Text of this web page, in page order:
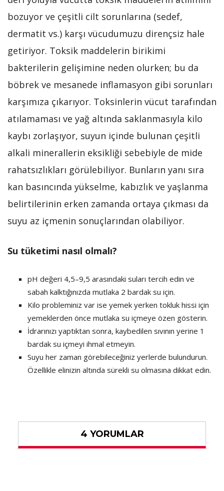
bozuyor ve çeşitli cilt sorunlarına (sedef,
dermatit vs.) karşı vücudumuzu dirençsiz hale
getiriyor. Toksik maddelerin birikimi
bakterilerin gelişimine neden olurken; bu da
böbrek ve mesanede inflamasyon gibi sorunları
karşımıza çıkarıyor. Toksinlerin vücut tarafından
atılamaması ve yağ altında saklanmasıyla kilo
kaybı zorlaşıyor, suyun içinde bulunan çeşitli
alkali minerallerin eksikliği sebebiyle de mide
rahatsızlıkları görülebiliyor. Bunların yanı sıra
kan basıncında yükselme, kabızlık ve yaşlanma
belirtilerinin erken zamanda ortaya çıkması da
suyu az içmenin sonuçlarından olabiliyor.
Su tüketimi nasıl olmalı?
pH değeri 4,5–9,5 arasındaki suları tercih edin ve
sabah kalktığınızda mutlaka 2 bardak su için.
Kilo probleminiz var ise yemek yerken tokluk hissi için
yemeklerden önce mutlaka su içmeye özen gösterin.
İdrarınızı yaptıktan sonra, kaybedilen sıvının yerine 1
bardak su içmeyi ihmal etmeyin.
Suyu her zaman görebileceğiniz yerlerde bulundurun.
Özellikle elinizin altında sürekli su olmasına dikkat edin.
4 YORUMLAR